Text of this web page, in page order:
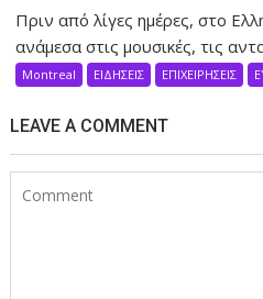
Πριν από λίγες ημέρες, στο
ανάμεσα στις μουσικές, τις
Montreal ΕΙΔΗΣΕΙΣ ΕΠΙΧΕΙΡΗΣΕΙΣ
LEAVE A COMMENT